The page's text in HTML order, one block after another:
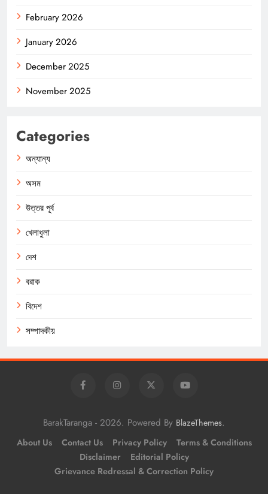
February 2026
January 2026
December 2025
November 2025
Categories
অন্যান্য
অসম
উত্তর পূর্ব
খেলাধুলা
দেশ
বরাক
বিদেশ
সম্পাদকীয়
BarakTaranga - 2026. Powered By BlazeThemes.
About Us Contact Us Privacy Policy
Terms & Conditions
Disclaimer
Editorial Policy
Grievance Redressal & Correction Policy